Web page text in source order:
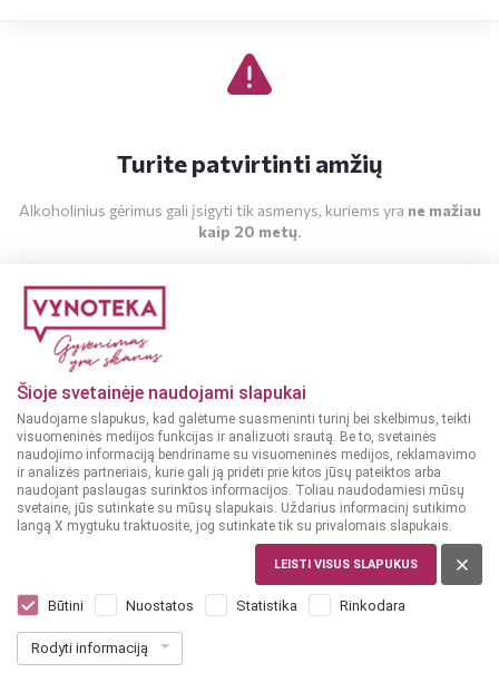
Šioje svetainėje naudojami slapukai
Naudojame slapukus, kad galėtume suasmeninti turinį bei skelbimus, teikti
visuomeninės medijos funkcijas ir analizuoti srautą. Be to, svetainės
naudojimo informaciją bendriname su visuomeninės medijos, reklamavimo
ir analizės partneriais, kurie gali ją pridėti prie kitos jūsų pateiktos arba
naudojant paslaugas surinktos informacijos. Toliau naudodamiesi mūsų
svetaine, jūs sutinkate su mūsų slapukais. Uždarius informacinį sutikimo
langą X mygtuku traktuosite, jog sutinkate tik su privalomais slapukais.
LEISTI VISUS SLAPUKUS
Būtini Nuostatos Statistika Rinkodara
Rodyti informaciją
Turite patvirtinti amžių
Alkoholinius gėrimus gali įsigyti tik asmenys, kuriems yra ne mažiau
kaip 20 metų.
Dar nėra balsų, galite įvertinti
1599€ 31.98 € / L